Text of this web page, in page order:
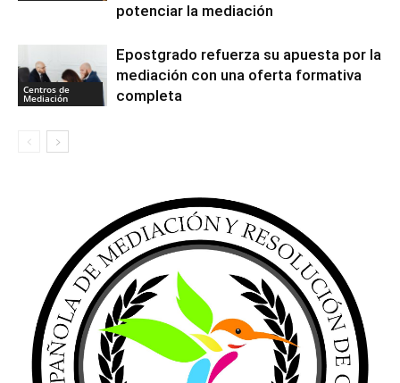
potenciar la mediación
Centros de
Mediación
Epostgrado refuerza su apuesta por la
mediación con una oferta formativa
completa